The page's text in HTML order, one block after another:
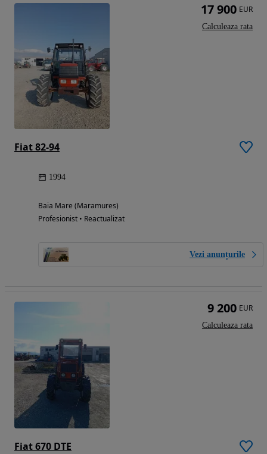
Fiat 82-94
1994
Baia Mare (Maramures)
Profesionist • Reactualizat
Vezi anunțurile
17 900 EUR
Calculeaza rata
Fiat 670 DTE
9 200 EUR
Calculeaza rata